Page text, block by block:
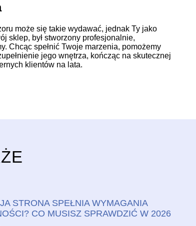
może się takie wydawać, jednak Ty jako
sklep, był stworzony profesjonalnie,
Chcąc spełnić Twoje marzenia, pomożemy
jego wnętrza, kończąc na skutecznej
klientów na lata.
STRONA SPEŁNIA WYMAGANIA
CO MUSISZ SPRAWDZIĆ W 2026